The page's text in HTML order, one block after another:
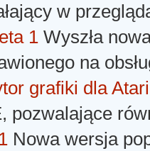
w
1 Wyszła
na
grafiki dla Atari
pozwalające
Nowa wersja